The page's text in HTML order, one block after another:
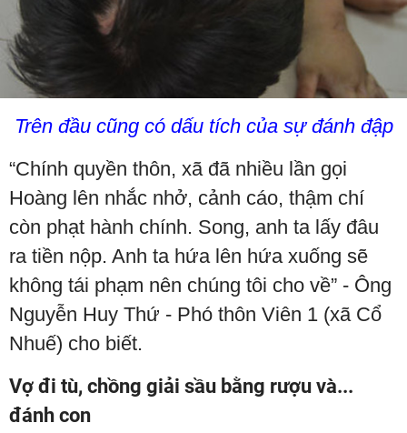
Trên đầu cũng có dấu tích của sự đánh đập
“Chính quyền thôn, xã đã nhiều lần gọi
Hoàng lên nhắc nhở, cảnh cáo, thậm chí
còn phạt hành chính. Song, anh ta lấy đâu
ra tiền nộp. Anh ta hứa lên hứa xuống sẽ
không tái phạm nên chúng tôi cho về” - Ông
Nguyễn Huy Thứ - Phó thôn Viên 1 (xã Cổ
Nhuế) cho biết.
Vợ đi tù, chồng giải sầu bằng rượu và...
đánh con